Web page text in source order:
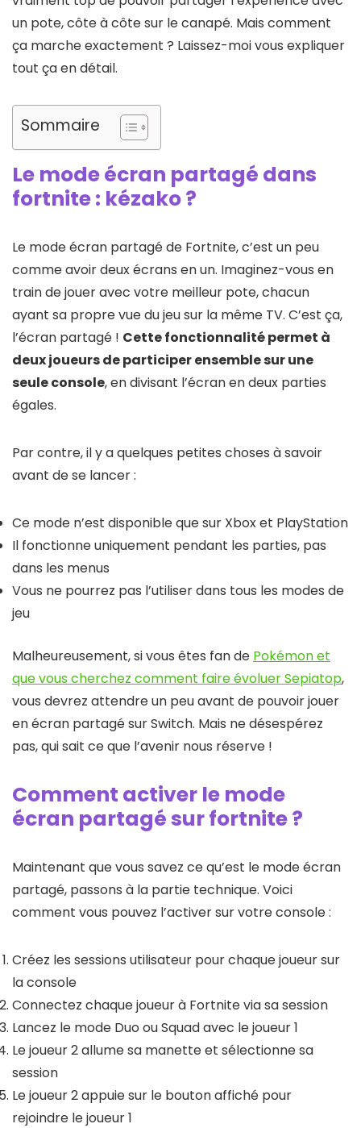
un pote, côte à côte sur le canapé. Mais comment
ça marche exactement ? Laissez-moi vous expliquer
tout ça en détail.
Sommaire
Le mode écran partagé dans
fortnite : kézako ?
Le mode écran partagé de Fortnite, c’est un peu
comme avoir deux écrans en un. Imaginez-vous en
train de jouer avec votre meilleur pote, chacun
ayant sa propre vue du jeu sur la même TV. C’est ça,
l’écran partagé ! Cette fonctionnalité permet à
deux joueurs de participer ensemble sur une
seule console, en divisant l’écran en deux parties
égales.
Par contre, il y a quelques petites choses à savoir
avant de se lancer :
Ce mode n’est disponible que sur Xbox et PlayStation
Il fonctionne uniquement pendant les parties, pas
dans les menus
Vous ne pourrez pas l’utiliser dans tous les modes de
jeu
Malheureusement, si vous êtes fan de Pokémon et
que vous cherchez comment faire évoluer Sepiatop,
vous devrez attendre un peu avant de pouvoir jouer
en écran partagé sur Switch. Mais ne désespérez
pas, qui sait ce que l’avenir nous réserve !
Comment activer le mode
écran partagé sur fortnite ?
Maintenant que vous savez ce qu’est le mode écran
partagé, passons à la partie technique. Voici
comment vous pouvez l’activer sur votre console :
Créez les sessions utilisateur pour chaque joueur sur
la console
Connectez chaque joueur à Fortnite via sa session
Lancez le mode Duo ou Squad avec le joueur 1
Le joueur 2 allume sa manette et sélectionne sa
session
Le joueur 2 appuie sur le bouton affiché pour
rejoindre le joueur 1